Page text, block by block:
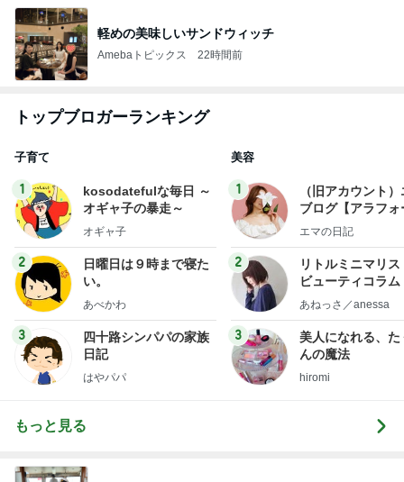
軽めの美味しいサンドウィッチ
Amebaトピックス 22時間前
トップブロガーランキング
子育て
1
kosodatefulな毎日 ～
オギャ子の暴走～
オギャ子
2
日曜日は９時まで寝た
い。
あべかわ
3
四十路シンパパの家族
日記
はやパパ
美容
1
（旧アカウント
ブログ【アラフォ
社売却セカンドラ
エマの日記
2
リトルミニマリス
ビューティコラ
little
あねっさ／anessa
3
美人になれる、た
んの魔法
hiromi
もっと見る